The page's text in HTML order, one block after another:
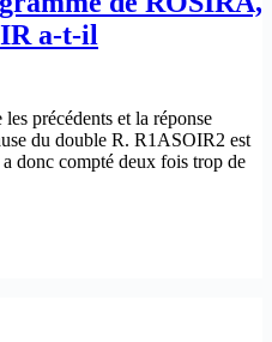
a-t-il
précédents et la réponse
du double R. R1ASOIR2 est
donc compté deux fois trop de